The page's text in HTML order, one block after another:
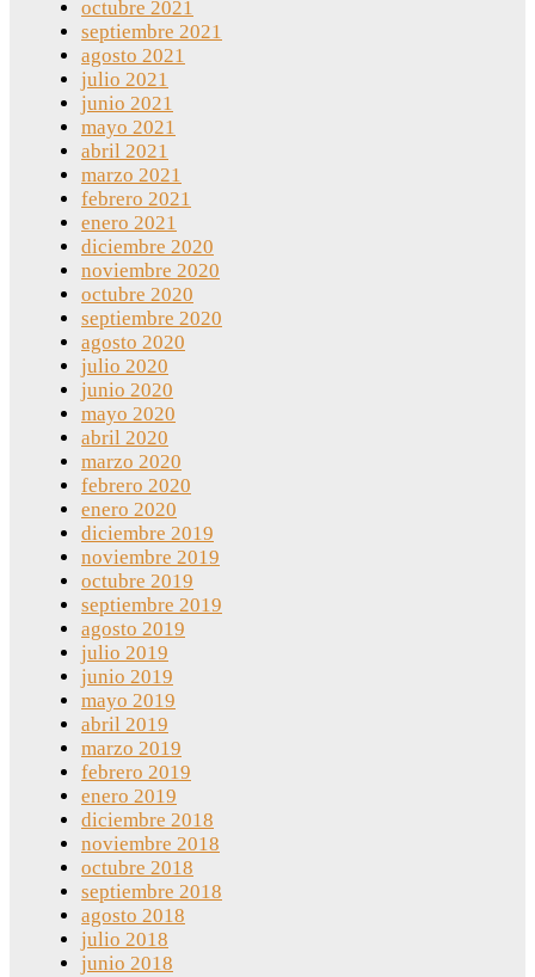
octubre 2021
septiembre 2021
agosto 2021
julio 2021
junio 2021
mayo 2021
abril 2021
marzo 2021
febrero 2021
enero 2021
diciembre 2020
noviembre 2020
octubre 2020
septiembre 2020
agosto 2020
julio 2020
junio 2020
mayo 2020
abril 2020
marzo 2020
febrero 2020
enero 2020
diciembre 2019
noviembre 2019
octubre 2019
septiembre 2019
agosto 2019
julio 2019
junio 2019
mayo 2019
abril 2019
marzo 2019
febrero 2019
enero 2019
diciembre 2018
noviembre 2018
octubre 2018
septiembre 2018
agosto 2018
julio 2018
junio 2018